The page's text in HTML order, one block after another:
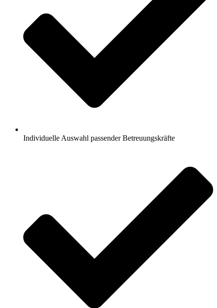
Individuelle Auswahl passender Betreuungskräfte